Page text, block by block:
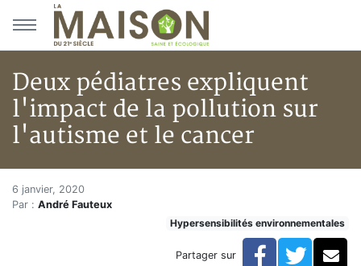
Aller au menu principal
Aller au contenu principal
Deux pédiatres expliquent
l'impact de la pollution sur
l'autisme et le cancer
Accueil
Articles
Hypersensibilités environnementales
Deux pédiatres expliquent l'impact de la pollution
Deux pédiatres expliquent
6 janvier, 2020
Par : André Fauteux
Hypersensibilités environnementales
Partager sur Facebook